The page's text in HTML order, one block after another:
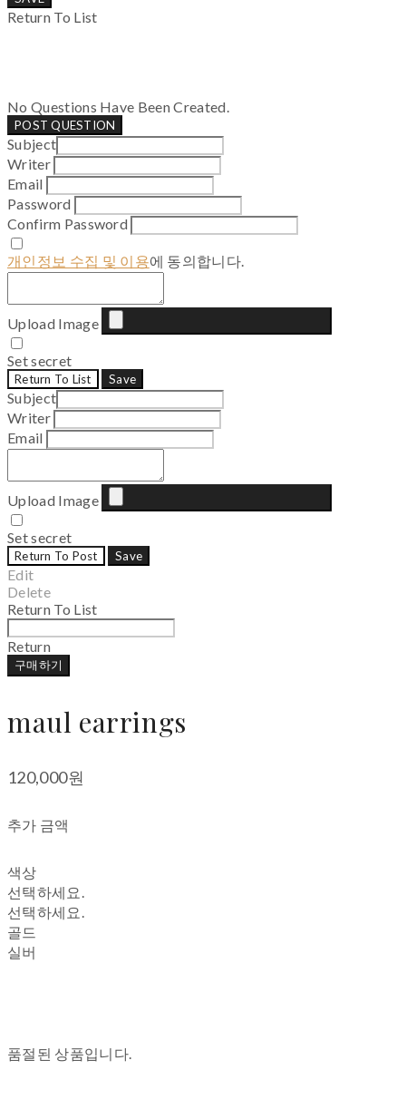
Return To List
No Questions Have Been Created.
POST QUESTION
Subject
Writer
Email
Password
Confirm Password
개인정보 수집 및 이용에 동의합니다.
Upload Image
Set secret
Return To List Save
Subject
Writer
Email
Upload Image
Set secret
Return To Post Save
Edit
Delete
Return To List
Return
구매하기
maul earrings
120,000원
추가 금액
색상
선택하세요.
선택하세요.
골드
실버
품절된 상품입니다.